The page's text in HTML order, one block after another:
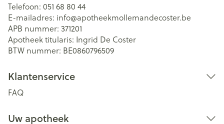
Telefoon: 051 68 80 44
E-mailadres: info@apotheekmollemandecoster.be
APB nummer: 371201
Apotheek titularis: Ingrid De Coster
BTW nummer: BE0860796509
Klantenservice
FAQ
Uw apotheek